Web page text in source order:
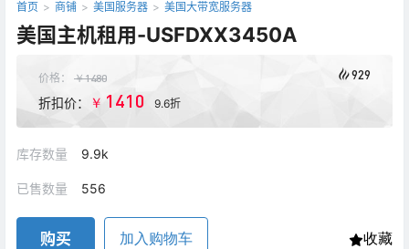
首页 > 商铺 > 美国服务器 > 美国大带宽服务器
美国主机租用-USFDXX3450A
价格： ￥1480
折扣价： ￥ 1410 9.6折
929
库存数量 9.9k
已售数量 556
购买 加入购物车 收藏